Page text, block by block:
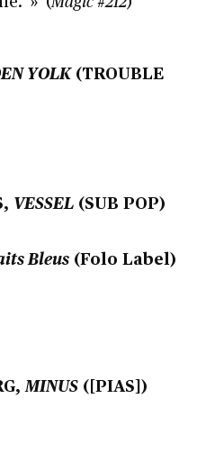
YOLK (TROUBLE
VESSEL (SUB POP)
Bleus (Folo Label)
MINUS ([PIAS])